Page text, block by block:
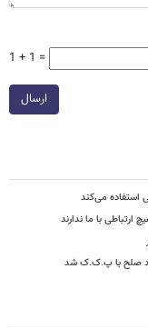
1 + 1 =
ارسال
استفاده می‌کند
با ما ندارند